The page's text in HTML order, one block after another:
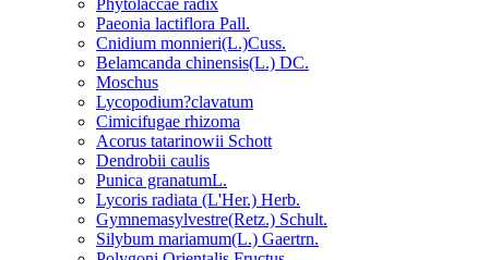
Phytolaccae radix
Paeonia lactiflora Pall.
Cnidium monnieri(L.)Cuss.
Belamcanda chinensis(L.) DC.
Moschus
Lycopodium?clavatum
Cimicifugae rhizoma
Acorus tatarinowii Schott
Dendrobii caulis
Punica granatumL.
Lycoris radiata (L'Her.) Herb.
Gymnemasylvestre(Retz.) Schult.
Silybum mariamum(L.) Gaertrn.